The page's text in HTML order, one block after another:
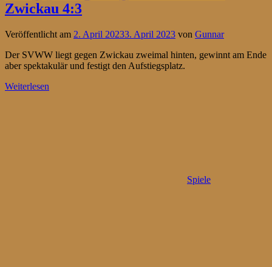
Zwickau 4:3
Veröffentlicht am 2. April 20233. April 2023 von Gunnar
Der SVWW liegt gegen Zwickau zweimal hinten, gewinnt am Ende
aber spektakulär und festigt den Aufstiegsplatz.
Weiterlesen
Spiele